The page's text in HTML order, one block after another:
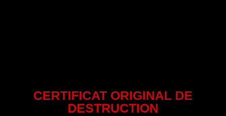
CERTIFICAT ORIGINAL DE
DESTRUCTION